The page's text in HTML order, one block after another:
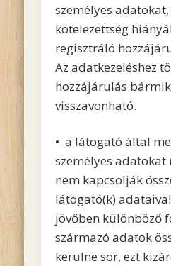
személyes
kötelezettség
regisztráló
Az adatkezeléshez
hozzájárulás
visszavonható.
• a látogató által
személyes adatokat
nem kapcsolják
látogató(k)
jövőben különböző
származó adatok
kerülne sor, ezt